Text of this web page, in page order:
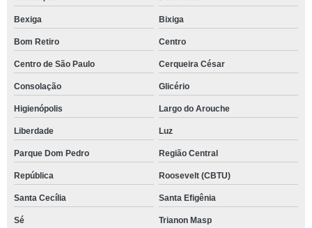
Bexiga Bixiga
Bom Retiro Centro
Centro de São Paulo Cerqueira César
Consolação Glicério
Higienópolis Largo do Arouche
Liberdade Luz
Parque Dom Pedro Região Central
República Roosevelt (CBTU)
Santa Cecília Santa Efigênia
Sé Trianon Masp